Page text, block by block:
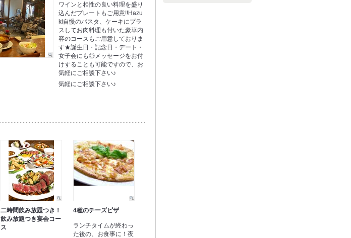
ワインと相性の良い料理を盛り
込んだプレートもご用意!!Hazu
ki自慢のパスタ、ケーキにプラ
スしてお肉料理も付いた豪華内
容のコースもご用意しておりま
す★誕生日・記念日・デート・
女子会にも◎メッセージをお付
けすることも可能ですので、お
気軽にご相談下さい♪
気軽にご相談下さい♪
二時間飲み放題つき！
飲み放題つき宴会コー
ス
4種のチーズピザ
ランチタイムが終わっ
た後の、お食事に！夜